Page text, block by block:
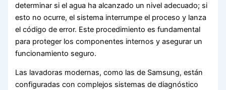
determinar si el agua ha alcanzado un nivel adecuado; si
esto no ocurre, el sistema interrumpe el proceso y lanza
el código de error. Este procedimiento es fundamental
para proteger los componentes internos y asegurar un
funcionamiento seguro.
Las lavadoras modernas, como las de Samsung, están
configuradas con complejos sistemas de diagnóstico